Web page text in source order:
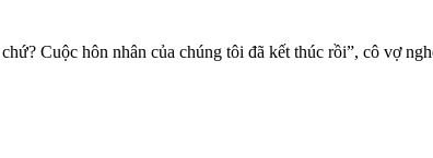
Cuộc hôn nhân của chúng tôi đã kết thúc rồi”, cô vợ